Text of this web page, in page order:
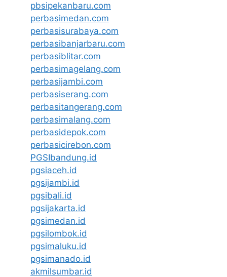
pbsipekanbaru.com
perbasimedan.com
perbasisurabaya.com
perbasibanjarbaru.com
perbasiblitar.com
perbasimagelang.com
perbasijambi.com
perbasiserang.com
perbasitangerang.com
perbasimalang.com
perbasidepok.com
perbasicirebon.com
PGSIbandung.id
pgsiaceh.id
pgsijambi.id
pgsibali.id
pgsijakarta.id
pgsimedan.id
pgsilombok.id
pgsimaluku.id
pgsimanado.id
akmilsumbar.id